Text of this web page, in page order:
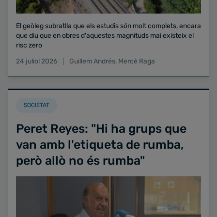
El geòleg subratlla que els estudis són molt complets, encara
que diu que en obres d'aquestes magnituds mai existeix el
risc zero
24 juliol 2026
Guillem Andrés, Mercè Raga
SOCIETAT
Peret Reyes: "Hi ha grups que
van amb l'etiqueta de rumba,
però allò no és rumba"